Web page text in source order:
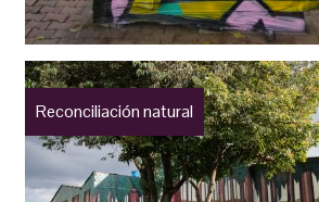
Reconciliación natural